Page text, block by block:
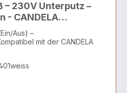
230V Unterputz –
- CANDELA
Aus) –
mit der CANDELA